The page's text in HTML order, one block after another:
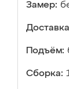
Замер:
Подъём:
Сборка: